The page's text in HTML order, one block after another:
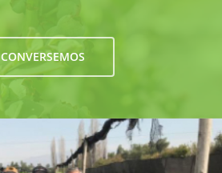
CONVERSEMOS